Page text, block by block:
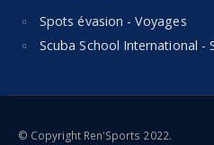
Spots évasion - Voyages
Scuba School International -
© Copyright Ren'Sports 2022.